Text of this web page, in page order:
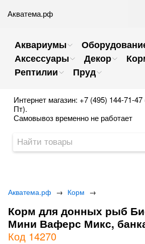
Акватема.рф
Аквариумы
Аксессуары
Декор
Рептилии
Пруд
Интернет магазин: +7 (495) 144-71-
Пт).
Самовывоз временно не работает
Акватема.рф → Корм →
Корм для донных рыб
Мини Ваферс Микс,
Код 14270